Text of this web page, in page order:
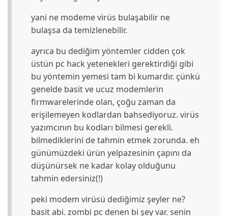
yani ne modeme virüs bulaşabilir ne
bulaşsa da temizlenebilir.
ayrıca bu dediğim yöntemler cidden çok
üstün pc hack yetenekleri gerektirdiği gibi
bu yöntemin yemesi tam bi kumardır. çünkü
genelde basit ve ucuz modemlerin
firmwarelerinde olan, çoğu zaman da
erişilemeyen kodlardan bahsediyoruz. virüs
yazımcının bu kodları bilmesi gerekli.
bilmediklerini de tahmin etmek zorunda. eh
günümüzdeki ürün yelpazesinin çapını da
düşünürsek ne kadar kolay olduğunu
tahmin edersiniz(!)
peki modem virüsü dediğimiz şeyler ne?
basit abi. zombi pc denen bi şey var. senin